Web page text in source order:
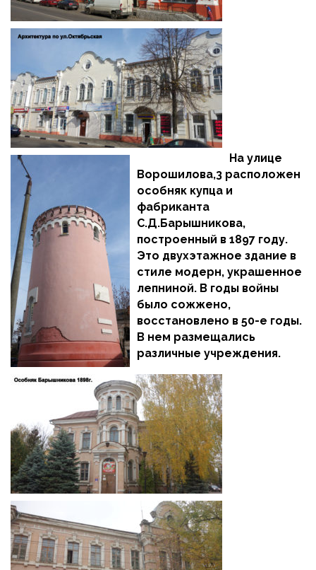
На улице
Ворошилова,3 расположен
особняк купца и
фабриканта
С.Д.Барышникова,
построенный в 1897 году.
Это двухэтажное здание в
стиле модерн, украшенное
лепниной. В годы войны
было сожжено,
восстановлено в 50-е годы.
В нем размещались
различные учреждения.